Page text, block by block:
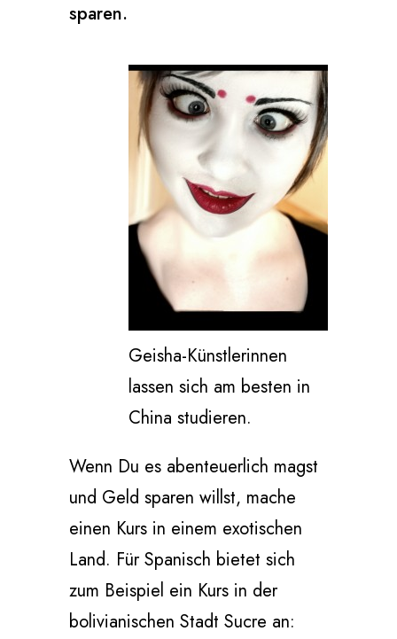
sparen.
Geisha-Künstlerinnen
lassen sich am besten in
China studieren.
Wenn Du es abenteuerlich magst
und Geld sparen willst, mache
einen Kurs in einem exotischen
Land. Für Spanisch bietet sich
zum Beispiel ein Kurs in der
bolivianischen Stadt Sucre an: